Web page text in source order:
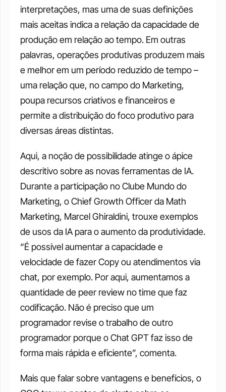
interpretações, mas uma de suas definições
mais aceitas indica a relação da capacidade de
produção em relação ao tempo. Em outras
palavras, operações produtivas produzem mais
e melhor em um período reduzido de tempo –
uma relação que, no campo do Marketing,
poupa recursos criativos e financeiros e
permite a distribuição do foco produtivo para
diversas áreas distintas.
Aqui, a noção de possibilidade atinge o ápice
descritivo sobre as novas ferramentas de IA.
Durante a participação no Clube Mundo do
Marketing, o Chief Growth Officer da Math
Marketing, Marcel Ghiraldini, trouxe exemplos
de usos da IA para o aumento da produtividade.
“É possível aumentar a capacidade e
velocidade de fazer Copy ou atendimentos via
chat, por exemplo. Por aqui, aumentamos a
quantidade de peer review no time que faz
codificação. Não é preciso que um
programador revise o trabalho de outro
programador porque o Chat GPT faz isso de
forma mais rápida e eficiente”, comenta.
Mais que falar sobre vantagens e benefícios, o